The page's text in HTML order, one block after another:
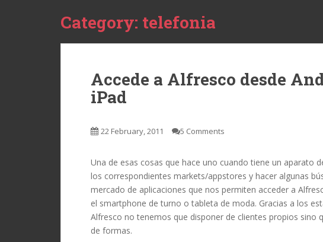
Category: telefonia
Accede a Alfresco desde
iPad
22 February, 2011 5 Comments
Una de esas cosas que hace uno cuando tiene un aparato
los correspondientes markets/appstores y hacer algunas
mercado de aplicaciones que nos permiten acceder a
el smartphone de turno o tableta de moda. Gracias a los
Alfresco no tenemos que disponer de clientes propios sino
de formas.